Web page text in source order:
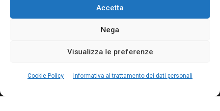
Accetta
Nega
Visualizza le preferenze
Cookie Policy Informativa al trattamento dei dati personali
Copyright Blumatica
MENU